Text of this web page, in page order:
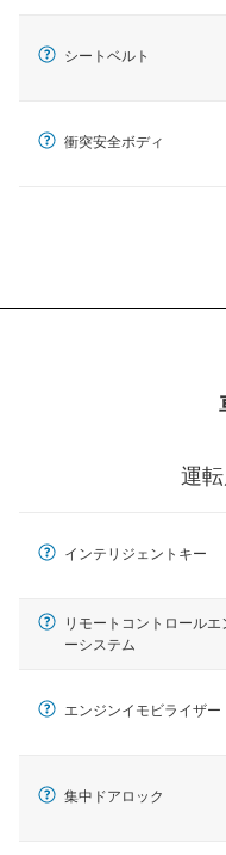
シートベルト
衝突安全ボディ
運
インテリジェントキー
リモートコントロールエ
ーシステム
エンジンイモビライザー
集中ドアロック